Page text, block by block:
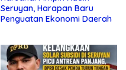
Seruyan, Harapan Baru
Penguatan Ekonomi Daerah